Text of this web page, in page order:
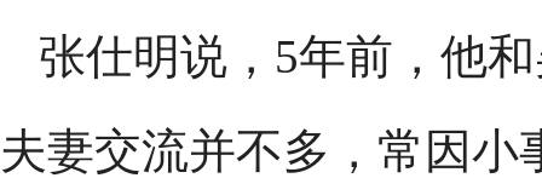
张仕明说，5年前，他
夫妻交流并不多，常因